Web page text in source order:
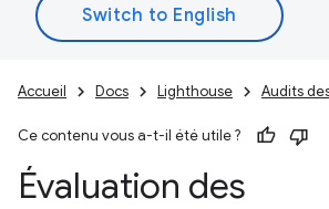
Accueil Docs Lighthouse Audits
Ce contenu vous a-t-il été utile ?
Évaluation des